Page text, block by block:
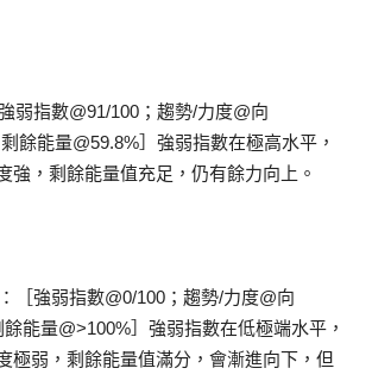
弱指數@91/100；趨勢/力度@向
剩餘能量@59.8%］強弱指數在極高水平，
強，剩餘能量值充足，仍有餘力向上。
［強弱指數@0/100；趨勢/力度@向
能量@>100%］強弱指數在低極端水平，
極弱，剩餘能量值滿分，會漸進向下，但